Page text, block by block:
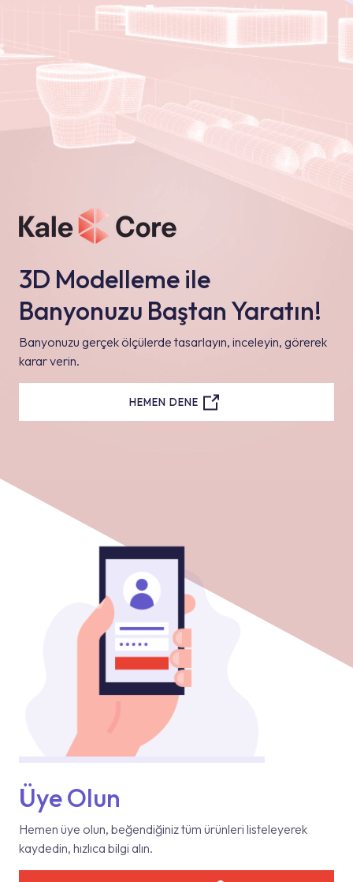
3D Modelleme ile
Banyonuzu Baştan Yaratın!
Banyonuzu gerçek ölçülerde tasarlayın, inceleyin, görerek
karar verin.
HEMEN DENE
Üye Olun
Hemen üye olun, beğendiğiniz tüm ürünleri listeleyerek
kaydedin, hızlıca bilgi alın.